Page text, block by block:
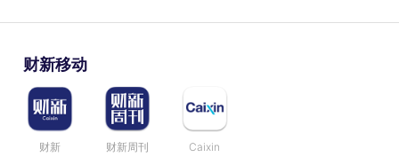
财新移动
财新 财新周刊 Caixin